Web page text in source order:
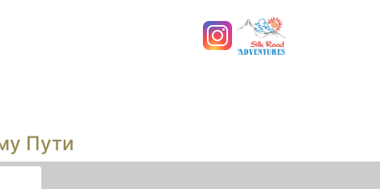
Пути